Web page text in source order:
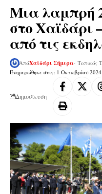
Μια λαμπρή
στο Χαϊδάρι
από τις
Ενημερώθηκε στις: 1 Οκτωβρίου
ΑπόΧαϊδάρι Σήμερα- Τοπικός
Δημοσίευση